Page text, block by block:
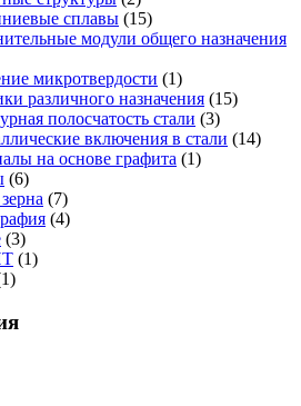
сплавы (15)
модули общего назначения
микротвердости (1)
различного назначения (15)
полосчатость стали (3)
включения в стали (14)
на основе графита (1)
(6)
(7)
(4)
(3)
(1)